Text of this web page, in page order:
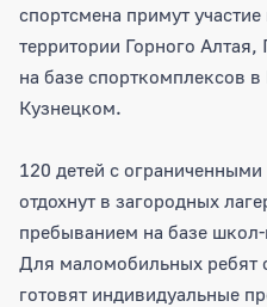
спортсмена примут
территории Горного Алтая,
на базе спорткомплексов
Кузнецком.
120 детей с
отдохнут в загородных
пребыванием на базе
Для маломобильных ребят
готовят индивидуальные